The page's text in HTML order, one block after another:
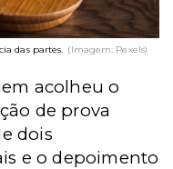
das partes. (Imagem: Pexels)
acolheu o
de prova
dois
e o depoimento